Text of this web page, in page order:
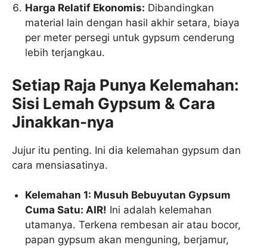
Harga Relatif Ekonomis: Dibandingkan
material lain dengan hasil akhir setara, biaya
per meter persegi untuk gypsum cenderung
lebih terjangkau.
Setiap Raja Punya Kelemahan:
Sisi Lemah Gypsum & Cara
Jinakkan-nya
Jujur itu penting. Ini dia kelemahan gypsum dan
cara mensiasatinya.
Kelemahan 1: Musuh Bebuyutan Gypsum
Cuma Satu: AIR! Ini adalah kelemahan
utamanya. Terkena rembesan air atau bocor,
papan gypsum akan menguning, berjamur,